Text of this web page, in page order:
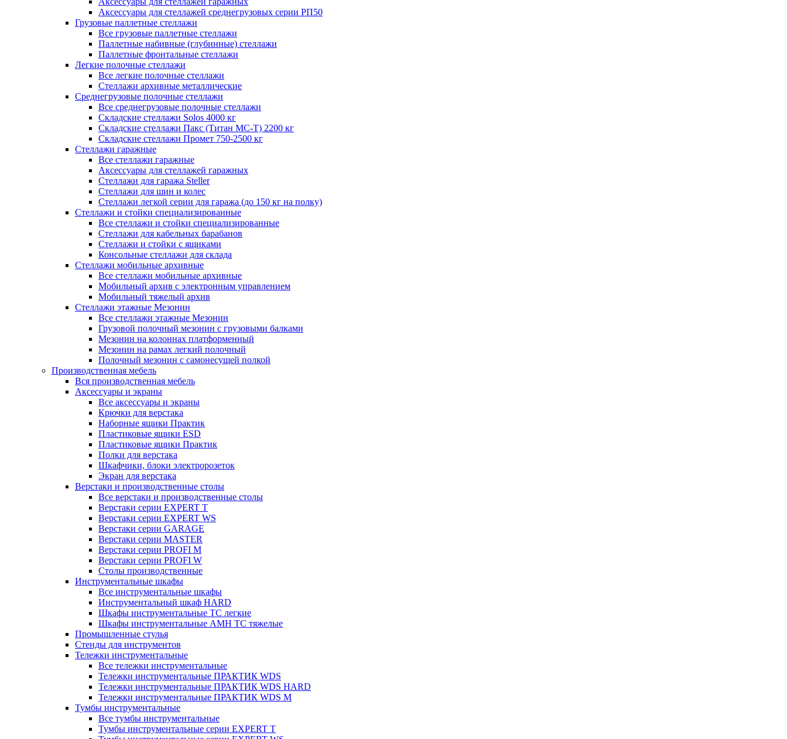
Аксессуары для стеллажей среднегрузовых серии РП50
Грузовые паллетные стеллажи
Все грузовые паллетные стеллажи
Паллетные набивные (глубинные) стеллажи
Паллетные фронтальные стеллажи
Легкие полочные стеллажи
Все легкие полочные стеллажи
Стеллажи архивные металлические
Среднегрузовые полочные стеллажи
Все среднегрузовые полочные стеллажи
Складские стеллажи Solos 4000 кг
Складские стеллажи Пакс (Титан МС-Т) 2200 кг
Складские стеллажи Промет 750-2500 кг
Стеллажи гаражные
Все стеллажи гаражные
Аксессуары для стеллажей гаражных
Стеллажи для гаража Steller
Стеллажи для шин и колес
Стеллажи легкой серии для гаража (до 150 кг на полку)
Стеллажи и стойки специализированные
Все стеллажи и стойки специализированные
Стеллажи для кабельных барабанов
Стеллажи и стойки с ящиками
Консольные стеллажи для склада
Стеллажи мобильные архивные
Все стеллажи мобильные архивные
Мобильный архив с электронным управлением
Мобильный тяжелый архив
Стеллажи этажные Мезонин
Все стеллажи этажные Мезонин
Грузовой полочный мезонин с грузовыми балками
Мезонин на колоннах платформенный
Мезонин на рамах легкий полочный
Полочный мезонин с самонесущей полкой
Производственная мебель
Вся производственная мебель
Аксессуары и экраны
Все аксессуары и экраны
Крючки для верстака
Наборные ящики Практик
Пластиковые ящики ESD
Пластиковые ящики Практик
Полки для верстака
Шкафчики, блоки электророзеток
Экран для верстака
Верстаки и производственные столы
Все верстаки и производственные столы
Верстаки серии EXPERT T
Верстаки серии EXPERT WS
Верстаки серии GARAGE
Верстаки серии MASTER
Верстаки серии PROFI M
Верстаки серии PROFI W
Столы производственные
Инструментальные шкафы
Все инструментальные шкафы
Инструментальный шкаф HARD
Шкафы инструментальные ТС легкие
Шкафы инструментальные AMH TC тяжелые
Промышленные стулья
Стенды для инструментов
Тележки инструментальные
Все тележки инструментальные
Тележки инструментальные ПРАКТИК WDS
Тележки инструментальные ПРАКТИК WDS HARD
Тележки инструментальные ПРАКТИК WDS M
Тумбы инструментальные
Все тумбы инструментальные
Тумбы инструментальные серии EXPERT T